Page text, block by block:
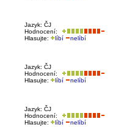
Jazyk: ČJ
Hodnocení:
Hlasujte:
líbí nelíbí
Jazyk: ČJ
Hodnocení:
Hlasujte:
líbí nelíbí
Jazyk: ČJ
Hodnocení:
Hlasujte:
líbí nelíbí